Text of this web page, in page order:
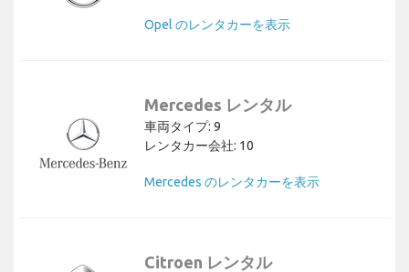
Opel のレンタカーを表示
Mercedes レンタル
車両タイプ: 9
レンタカー会社: 10
Mercedes のレンタカーを表示
Citroen レンタル